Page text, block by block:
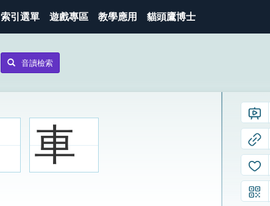
索引選單 遊戲專區 教學應用 貓頭鷹博士
音讀檢索
車